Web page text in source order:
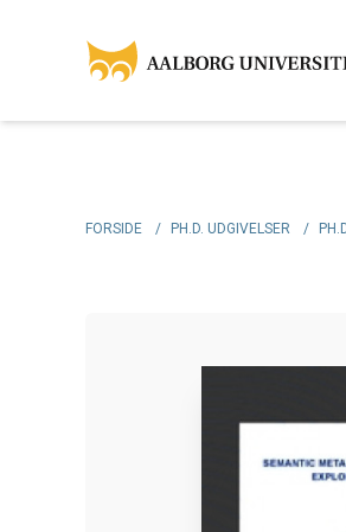
FORSIDE / PH.D. UDGIVELSER /